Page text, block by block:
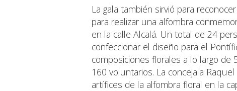
La gala también sirvió para
para realizar una alfombra
en la calle Alcalá. Un total de 24
confeccionar el diseño para el
composiciones florales a lo largo de
160 voluntarios. La concejala
artífices de la alfombra floral en la